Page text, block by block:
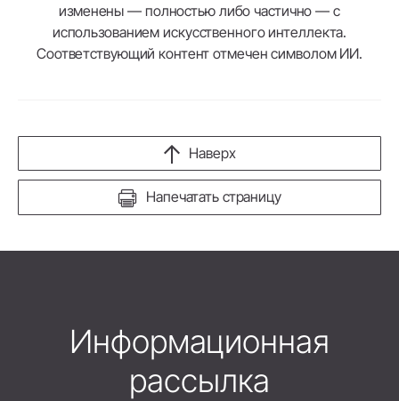
изменены — полностью либо частично — с
использованием искусственного интеллекта.
Соответствующий контент отмечен символом ИИ.
Напечатать страницу
Наверх
Информационная
рассылка